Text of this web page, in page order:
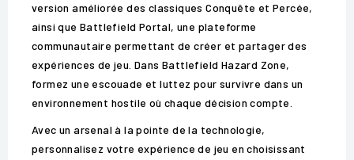
version améliorée des classiques Conquête et Percée,
ainsi que Battlefield Portal, une plateforme
communautaire permettant de créer et partager des
expériences de jeu. Dans Battlefield Hazard Zone,
formez une escouade et luttez pour survivre dans un
environnement hostile où chaque décision compte.
Avec un arsenal à la pointe de la technologie,
personnalisez votre expérience de jeu en choisissant